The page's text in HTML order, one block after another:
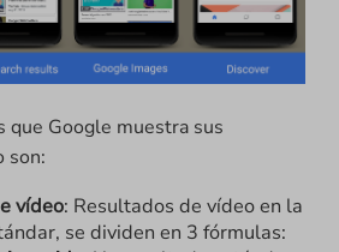
que Google muestra sus
son:
vídeo: Resultados de vídeo en la
se dividen en 3 fórmulas: